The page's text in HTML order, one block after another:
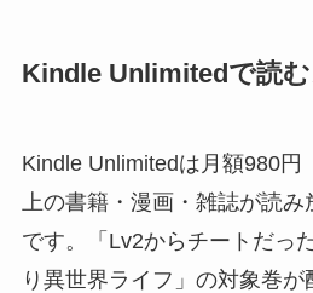
Kindle Unlimitedで読む
Kindle Unlimitedは月額980円
上の書籍・漫画・雑誌が読
です。「Lv2からチートだっ
り異世界ライフ」の対象巻